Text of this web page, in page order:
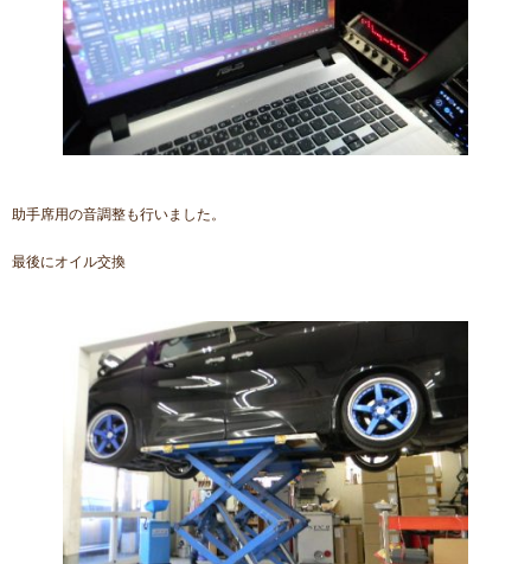
助手席用の音調整も行いました。
最後にオイル交換